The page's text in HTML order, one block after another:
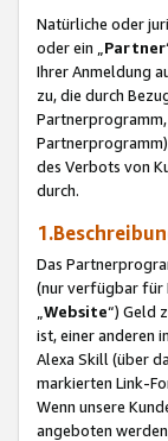
Natürliche oder
oder ein „Partner
Ihrer Anmeldung
zu, die durch
des Verbots von
durch.
Das
(nur verfügbar für
Website“) Geld
ist, einer anderen
Alexa Skill (über
markierten Link-
Wenn unsere
angeboten